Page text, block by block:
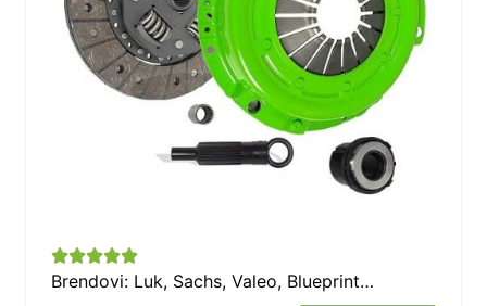

Brendovi: Luk, Sachs, Valeo, Blueprint…